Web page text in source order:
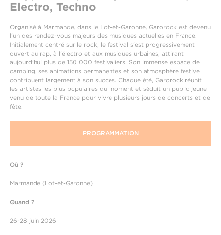
Electro, Techno
Organisé à Marmande, dans le Lot-et-Garonne, Garorock est devenu
l'un des rendez-vous majeurs des musiques actuelles en France.
Initialement centré sur le rock, le festival s'est progressivement
ouvert au rap, à l'électro et aux musiques urbaines, attirant
aujourd'hui plus de 150 000 festivaliers. Son immense espace de
camping, ses animations permanentes et son atmosphère festive
contribuent largement à son succès. Chaque été, Garorock réunit
les artistes les plus populaires du moment et séduit un public jeune
venu de toute la France pour vivre plusieurs jours de concerts et de
fête.
PROGRAMMATION
Où ?
Marmande (Lot-et-Garonne)
Quand ?
26-28 juin 2026